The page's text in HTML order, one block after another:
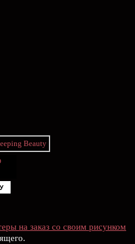
на заказ со своим рисунком